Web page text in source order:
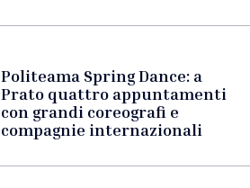
Politeama Spring Dance: a
Prato quattro appuntamenti
con grandi coreografi e
compagnie internazionali